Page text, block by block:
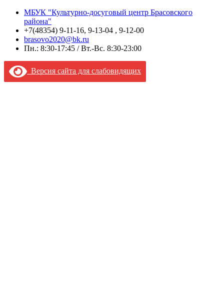
МБУК "Культурно-досуговый центр Брасовского
района"
+7(48354) 9-11-16, 9-13-04 , 9-12-00
brasovo2020@bk.ru
Пн.: 8:30-17:45 / Вт.-Вс. 8:30-23:00
Версия сайта для слабовидящих